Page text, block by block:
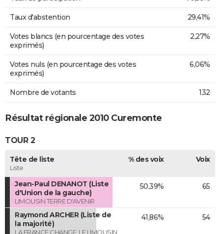
Taux d'abstention 29,41%
Votes blancs (en pourcentage des votes
exprimés)
2,27%
Votes nuls (en pourcentage des votes
exprimés)
6,06%
Nombre de votants 132
Résultat régionale 2010 Curemonte
TOUR 2
Tête de liste
Liste
% des voix Voix
Jean-Paul DENANOT (Liste
d'Union de la gauche)
LIMOUSIN TERRE D'AVENIR
50,39% 65
Raymond ARCHER (Liste de
la majorité)
LA FRANCE CHANGE, LE LIMOUSIN
41,86% 54